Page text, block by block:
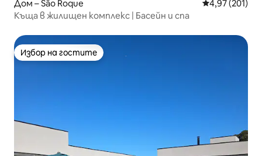
Дом – São Roque Средна
4,97 (201)
Къща в жилищен комплекс | Басейн и спа
Избор на гостите
Избор на гостите